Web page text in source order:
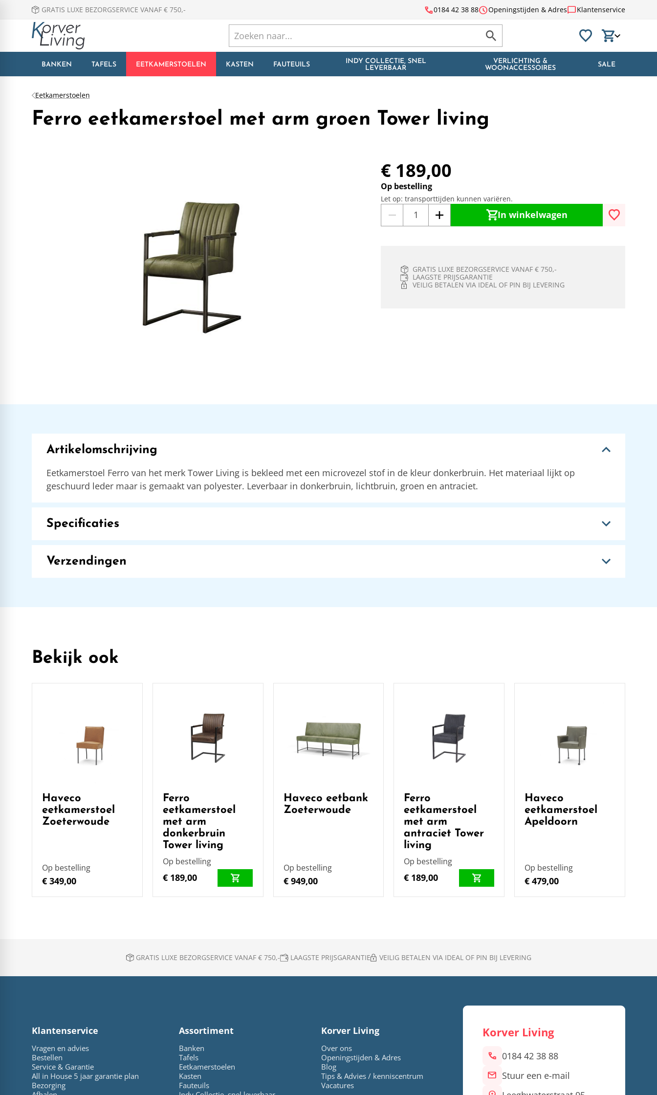
GRATIS LUXE BEZORGSERVICE VANAF € 750,- call0184 42 38 88scheduleOpeningstijden & Adreschat_bubbleKlantenservice
BANKEN TAFELS EETKAMERSTOELEN KASTEN FAUTEUILS
INDY COLLECTIE, SNEL
LEVERBAAR
VERLICHTING &
WOONACCESSOIRES
SALE
Eetkamerstoelen
Ferro eetkamerstoel met arm groen Tower living
€ 189,00
Op bestelling
Let op: transporttijden kunnen variëren.
In winkelwagen
GRATIS LUXE BEZORGSERVICE VANAF € 750,-
LAAGSTE PRIJSGARANTIE
VEILIG BETALEN VIA IDEAL OF PIN BIJ LEVERING
Artikelomschrijving
Eetkamerstoel Ferro van het merk Tower Living is bekleed met een microvezel stof in de kleur donkerbruin. Het materiaal lijkt op
geschuurd leder maar is gemaakt van polyester. Leverbaar in donkerbruin, lichtbruin, groen en antraciet.
Specificaties
Verzendingen
Bekijk ook
Haveco
eetkamerstoel
Zoeterwoude
Op bestelling
€ 349,00
Ferro
eetkamerstoel
met arm
donkerbruin
Tower living
Op bestelling
€ 189,00
Haveco eetbank
Zoeterwoude
Op bestelling
€ 949,00
Ferro
eetkamerstoel
met arm
antraciet Tower
living
Op bestelling
€ 189,00
Haveco
eetkamerstoel
Apeldoorn
Op bestelling
€ 479,00
GRATIS LUXE BEZORGSERVICE VANAF € 750,- LAAGSTE PRIJSGARANTIE VEILIG BETALEN VIA IDEAL OF PIN BIJ LEVERING
Klantenservice
Vragen en advies
Bestellen
Service & Garantie
All in House 5 jaar garantie plan
Bezorging
Assortiment
Banken
Tafels
Eetkamerstoelen
Kasten
Fauteuils
Korver Living
Over ons
Openingstijden & Adres
Blog
Tips & Advies / kenniscentrum
Vacatures
Korver Living
call 0184 42 38 88
mail Stuur een e-mail